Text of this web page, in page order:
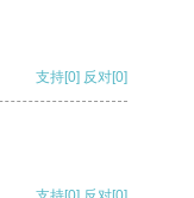
支持[0] 反对[0]